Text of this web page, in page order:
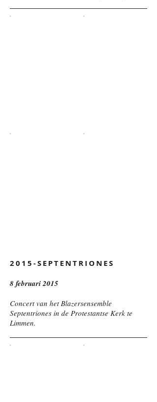
2015-SEPTENTRIONES
8 februari 2015
Concert van het Blazersensemble
Septentriones in de Protestantse Kerk te
Limmen.